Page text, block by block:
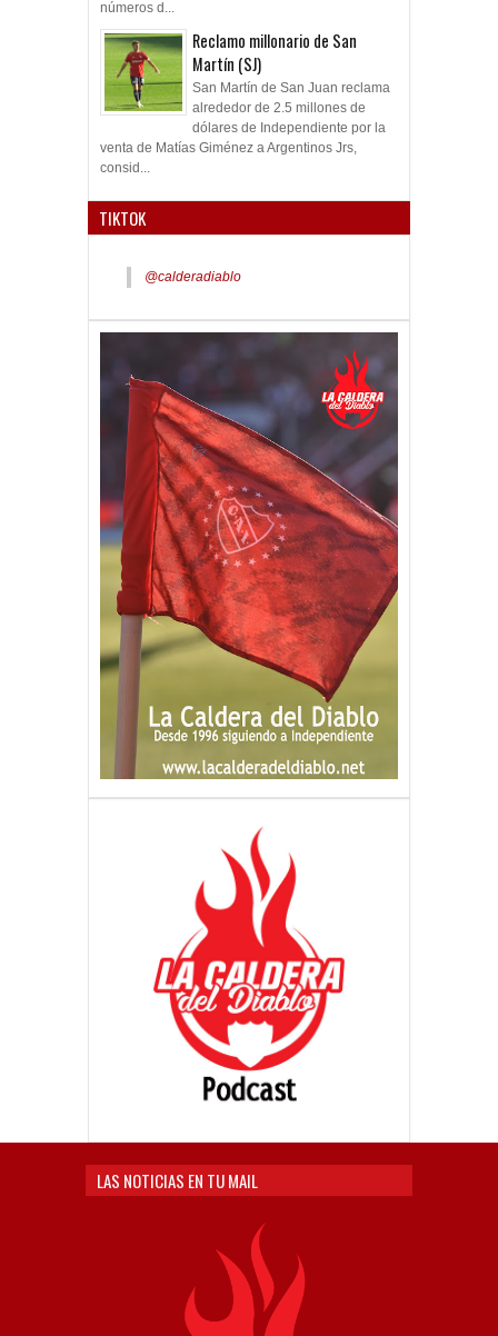
números d...
Reclamo millonario de San
Martín (SJ)
San Martín de San Juan reclama
alrededor de 2.5 millones de
dólares de Independiente por la
venta de Matías Giménez a Argentinos Jrs,
consid...
TIKTOK
@calderadiablo
LAS NOTICIAS EN TU MAIL